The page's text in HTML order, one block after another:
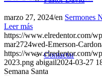
Contactar
marzo 27, 2024/en Sermones
Leer más
https://www.elredentor.com/
mar2724wed-Emerson-
https://www.elredentor.com/
2023.png abigail2024-03-27
Semana Santa